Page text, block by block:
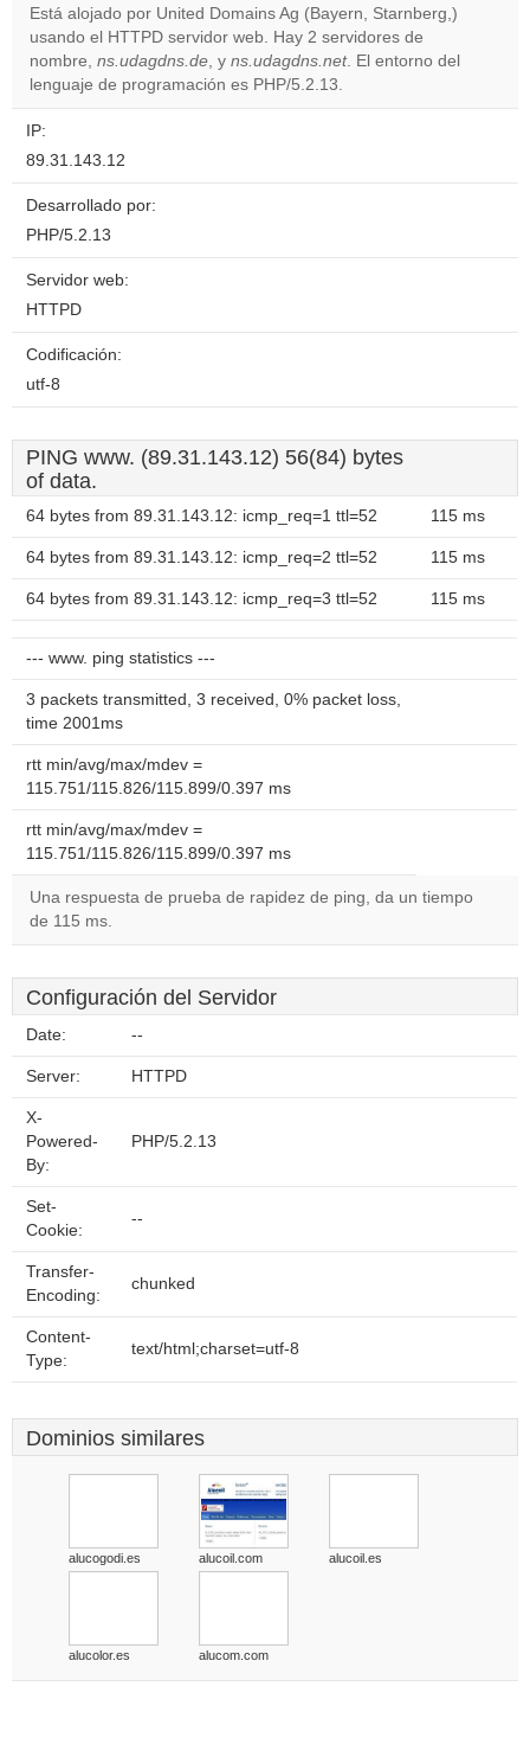
Do you
own this
website?
OK
Está alojado por United Domains Ag (Bayern, Starnberg,)
usando el HTTPD servidor web. Hay 2 servidores de
nombre, ns.udagdns.de, y ns.udagdns.net. El entorno del
lenguaje de programación es PHP/5.2.13.
IP:
89.31.143.12
Desarrollado por:
PHP/5.2.13
Servidor web:
HTTPD
Codificación:
utf-8
PING www. (89.31.143.12) 56(84) bytes
of data.
64 bytes from 89.31.143.12: icmp_req=1 ttl=52 115 ms
64 bytes from 89.31.143.12: icmp_req=2 ttl=52 115 ms
64 bytes from 89.31.143.12: icmp_req=3 ttl=52 115 ms
--- www. ping statistics ---
3 packets transmitted, 3 received, 0% packet loss,
time 2001ms
rtt min/avg/max/mdev =
115.751/115.826/115.899/0.397 ms
rtt min/avg/max/mdev =
115.751/115.826/115.899/0.397 ms
Una respuesta de prueba de rapidez de ping, da un tiempo
de 115 ms.
Configuración del Servidor
Date: --
Server: HTTPD
X-
Powered-
By:
PHP/5.2.13
Set-
Cookie:
--
Transfer-
Encoding:
chunked
Content-
Type:
text/html;charset=utf-8
Dominios similares
alucogodi.es alucoil.com alucoil.es
alucolor.es alucom.com